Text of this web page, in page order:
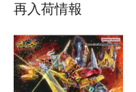
再入荷情報